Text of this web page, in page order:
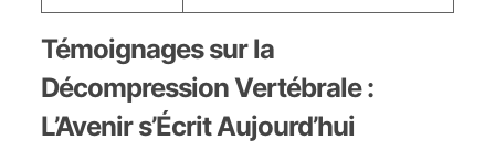
Témoignages sur la
Décompression Vertébrale :
L’Avenir s’Écrit Aujourd’hui